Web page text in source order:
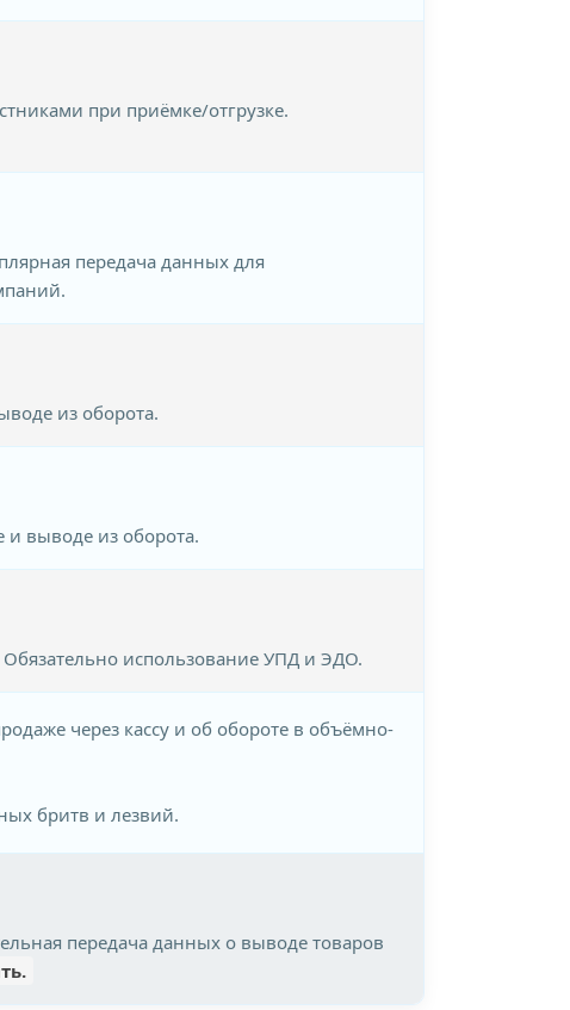
при приёмке/отгрузке.
передача данных для
из оборота.
и выводе из оборота.
использование УПД и ЭДО.
через кассу и об обороте в объёмно-
бритв и лезвий.
передача данных о выводе товаров